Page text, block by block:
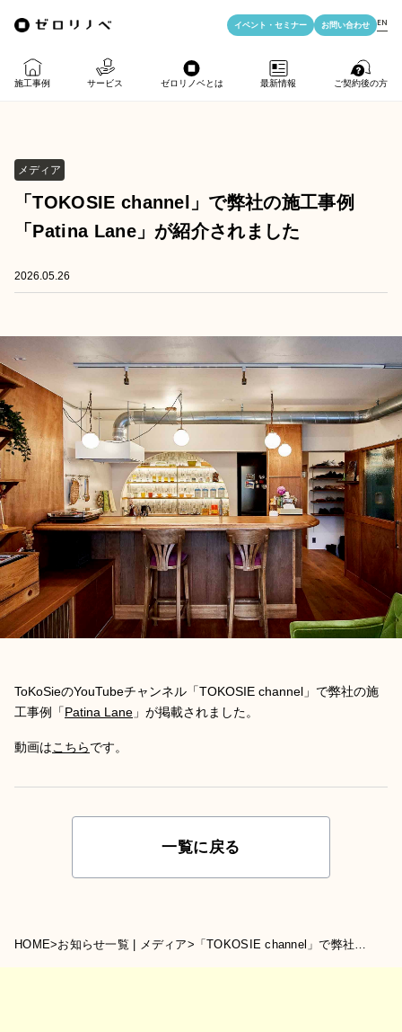
施工事例 サービス
リノベのみ
物件購入
売却・住み替え
法人向けリノベ
リノベ料金プラン
ゼロリノベとは
ゼロリノベのひと
ゼロリノベの安心予算
満足度アンケート
最新情報
資料ダウンロード
よくある質問
ご契約後の方
アフターサポート
イベント・ セミナー お問い合わせ EN
メディア
「TOKOSIE channel」で弊社の施工事例
「Patina Lane」が紹介されました
2026.05.26
ToKoSieのYouTubeチャンネル「TOKOSIE channel」で弊社の施
工事例「Patina Lane 」が掲載されました。
動画はこちらです。
一覧に戻る
HOME>お知らせ一覧 | メディア> 「TOKOSIE channel」で弊社の施工事例「Patina Lane」が紹介されました